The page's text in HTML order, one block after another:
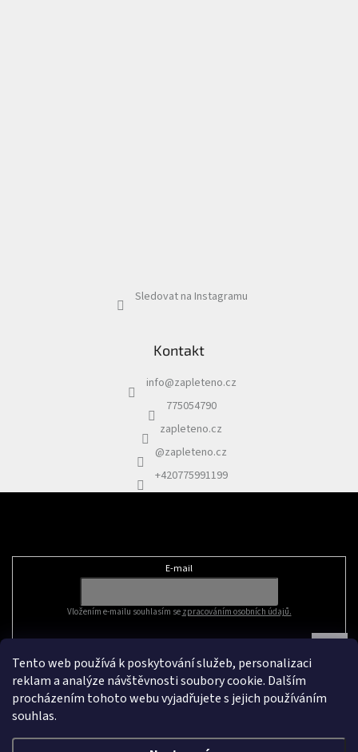
Tento web používá k poskytování služeb, personalizaci
reklam a analýze návštěvnosti soubory cookie. Dalším
procházením tohoto webu vyjadřujete s jejich používáním
souhlas.
Sledovat na Instagramu
Kontakt
info@zapleteno.cz
775054790
zapleteno.cz
@zapleteno.cz
+420775991199
E-mail
Vložením e-mailu souhlasím se zpracováním osobních údajů.